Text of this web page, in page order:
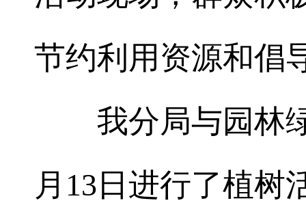
节约利用资源和倡
我分局与园林
月 13 日进行了植树